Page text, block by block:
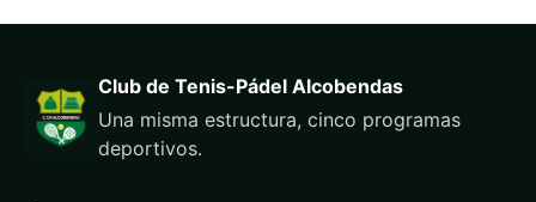
Club de Tenis-Pádel Alcobendas
Una misma estructura, cinco programas
deportivos.